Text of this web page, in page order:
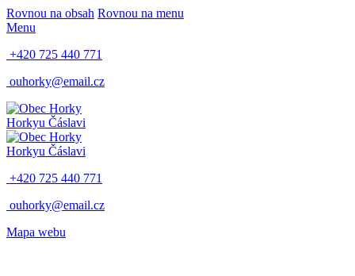
Rovnou na obsah Rovnou na menu
Menu
+420 725 440 771
ouhorky@email.cz
Horkyu Čáslavi
Horkyu Čáslavi
+420 725 440 771
ouhorky@email.cz
Mapa webu